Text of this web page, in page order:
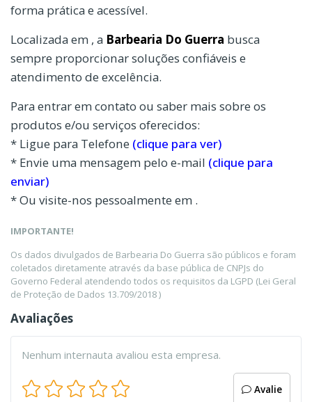
forma prática e acessível.
Localizada em , a Barbearia Do Guerra busca
sempre proporcionar soluções confiáveis e
atendimento de excelência.
Para entrar em contato ou saber mais sobre os
produtos e/ou serviços oferecidos:
* Ligue para Telefone (clique para ver)
* Envie uma mensagem pelo e-mail (clique para
enviar)
* Ou visite-nos pessoalmente em .
IMPORTANTE!
Os dados divulgados de Barbearia Do Guerra são públicos e foram
coletados diretamente através da base pública de CNPJs do
Governo Federal atendendo todos os requisitos da LGPD (Lei Geral
de Proteção de Dados 13.709/2018 )
Avaliações
Nenhum internauta avaliou esta empresa.
Avalie